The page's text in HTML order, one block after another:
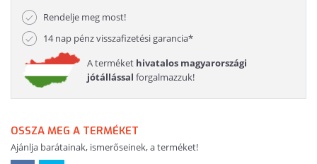
Rendelje meg most!
14 nap pénz visszafizetési garancia*
A terméket hivatalos magyarországi
jótállással forgalmazzuk!
OSSZA MEG A TERMÉKET
Ajánlja barátainak, ismerőseinek, a terméket!